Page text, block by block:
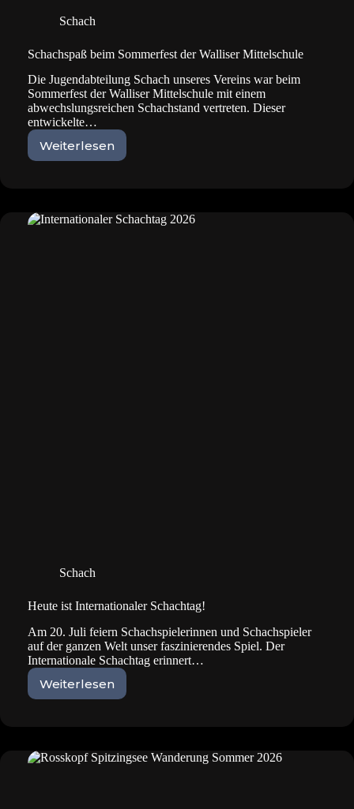
Schach
Schachspaß beim Sommerfest der Walliser Mittelschule
Die Jugendabteilung Schach unseres Vereins war beim
Sommerfest der Walliser Mittelschule mit einem
abwechslungsreichen Schachstand vertreten. Dieser
entwickelte…
Weiterlesen
Schachspaß
Walliser
Mittelschule
Schach
Heute ist Internationaler Schachtag!
Am 20. Juli feiern Schachspielerinnen und Schachspieler
auf der ganzen Welt unser faszinierendes Spiel. Der
Internationale Schachtag erinnert…
Weiterlesen
Heute